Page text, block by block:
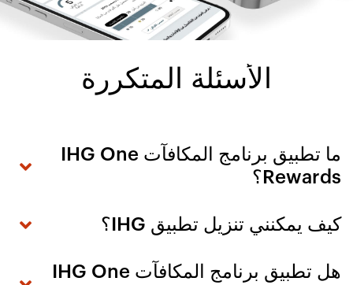
الأسئلة المتكررة
ما تطبيق برنامج المكافآت IHG One
Rewards؟
كيف يمكنني تنزيل تطبيق IHG؟
هل تطبيق برنامج المكافآت IHG One